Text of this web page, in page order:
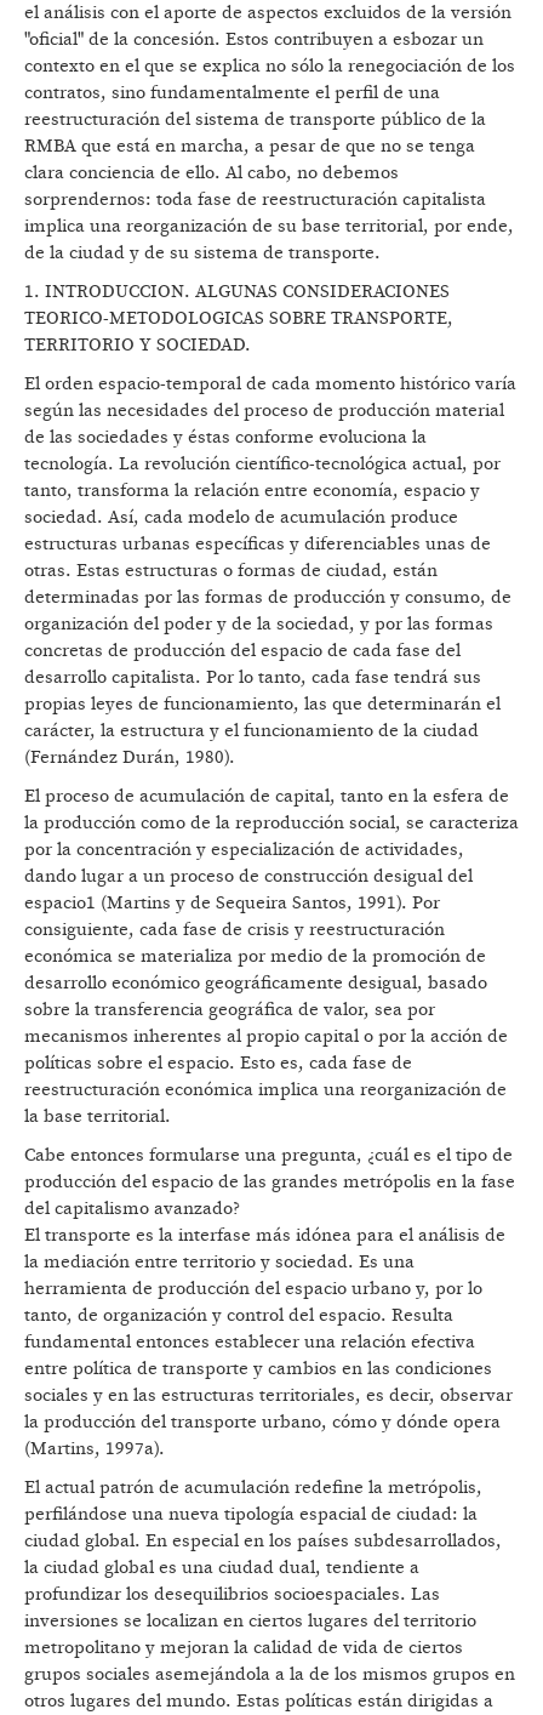
el análisis con el aporte de aspectos excluidos de la versión
"oficial" de la concesión. Estos contribuyen a esbozar un
contexto en el que se explica no sólo la renegociación de los
contratos, sino fundamentalmente el perfil de una
reestructuración del sistema de transporte público de la
RMBA que está en marcha, a pesar de que no se tenga
clara conciencia de ello. Al cabo, no debemos
sorprendernos: toda fase de reestructuración capitalista
implica una reorganización de su base territorial, por ende,
de la ciudad y de su sistema de transporte.
1. INTRODUCCION. ALGUNAS CONSIDERACIONES
TEORICO-METODOLOGICAS SOBRE TRANSPORTE,
TERRITORIO Y SOCIEDAD.
El orden espacio-temporal de cada momento histórico varía
según las necesidades del proceso de producción material
de las sociedades y éstas conforme evoluciona la
tecnología. La revolución científico-tecnológica actual, por
tanto, transforma la relación entre economía, espacio y
sociedad. Así, cada modelo de acumulación produce
estructuras urbanas específicas y diferenciables unas de
otras. Estas estructuras o formas de ciudad, están
determinadas por las formas de producción y consumo, de
organización del poder y de la sociedad, y por las formas
concretas de producción del espacio de cada fase del
desarrollo capitalista. Por lo tanto, cada fase tendrá sus
propias leyes de funcionamiento, las que determinarán el
carácter, la estructura y el funcionamiento de la ciudad
(Fernández Durán, 1980).
El proceso de acumulación de capital, tanto en la esfera de
la producción como de la reproducción social, se caracteriza
por la concentración y especialización de actividades,
dando lugar a un proceso de construcción desigual del
espacio1 (Martins y de Sequeira Santos, 1991). Por
consiguiente, cada fase de crisis y reestructuración
económica se materializa por medio de la promoción de
desarrollo económico geográficamente desigual, basado
sobre la transferencia geográfica de valor, sea por
mecanismos inherentes al propio capital o por la acción de
políticas sobre el espacio. Esto es, cada fase de
reestructuración económica implica una reorganización de
la base territorial.
Cabe entonces formularse una pregunta, ¿cuál es el tipo de
producción del espacio de las grandes metrópolis en la fase
del capitalismo avanzado?
El transporte es la interfase más idónea para el análisis de
la mediación entre territorio y sociedad. Es una
herramienta de producción del espacio urbano y, por lo
tanto, de organización y control del espacio. Resulta
fundamental entonces establecer una relación efectiva
entre política de transporte y cambios en las condiciones
sociales y en las estructuras territoriales, es decir, observar
la producción del transporte urbano, cómo y dónde opera
(Martins, 1997a).
El actual patrón de acumulación redefine la metrópolis,
perfilándose una nueva tipología espacial de ciudad: la
ciudad global. En especial en los países subdesarrollados,
la ciudad global es una ciudad dual, tendiente a
profundizar los desequilibrios socioespaciales. Las
inversiones se localizan en ciertos lugares del territorio
metropolitano y mejoran la calidad de vida de ciertos
grupos sociales asemejándola a la de los mismos grupos en
otros lugares del mundo. Estas políticas están dirigidas a